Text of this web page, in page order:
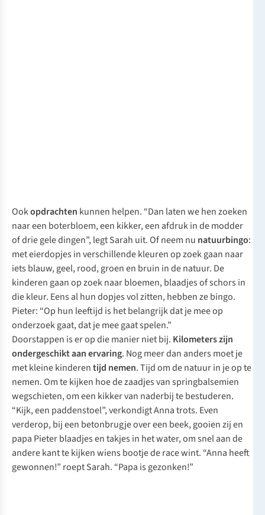
Ookopdrachten kunnen helpen. “Dan laten we hen zoeken
naar een boterbloem, een kikker, een afdruk in de modder
of drie gele dingen”, legt Sarah uit. Of neem nu natuurbingo:
met eierdopjes in verschillende kleuren op zoek gaan naar
iets blauw, geel, rood, groen en bruin in de natuur. De
kinderen gaan op zoek naar bloemen, blaadjes of schors in
die kleur. Eens al hun dopjes vol zitten, hebben ze bingo.
Pieter: “Op hun leeftijd is het belangrijk dat je mee op
onderzoek gaat, dat je mee gaat spelen.”
Doorstappen is er op die manier niet bij. Kilometers zijn
ondergeschikt aan ervaring. Nog meer dan anders moet je
met kleine kinderentijd nemen. Tijd om de natuur in je op te
nemen. Om te kijken hoe de zaadjes van springbalsemien
wegschieten, om een kikker van naderbij te bestuderen.
“Kijk, een paddenstoel”, verkondigt Anna trots. Even
verderop, bij een betonbrugje over een beek, gooien zij en
papa Pieter blaadjes en takjes in het water, om snel aan de
andere kant te kijken wiens bootje de race wint. “Anna heeft
gewonnen!” roept Sarah. “Papa is gezonken!”